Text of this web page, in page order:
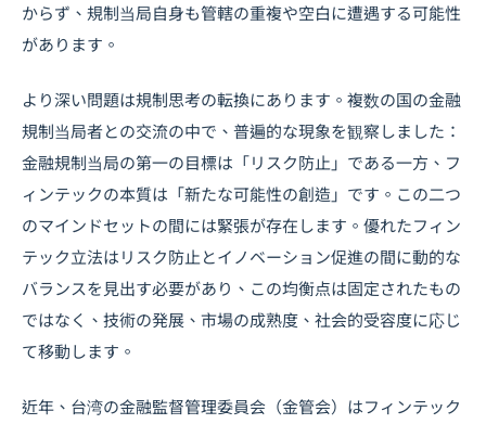
からず、規制当局自身も管轄の重複や空白に遭遇する可能性
があります。
より深い問題は規制思考の転換にあります。複数の国の金融
規制当局者との交流の中で、普遍的な現象を観察しました：
金融規制当局の第一の目標は「リスク防止」である一方、フ
ィンテックの本質は「新たな可能性の創造」です。この二つ
のマインドセットの間には緊張が存在します。優れたフィン
テック立法はリスク防止とイノベーション促進の間に動的な
バランスを見出す必要があり、この均衡点は固定されたもの
ではなく、技術の発展、市場の成熟度、社会的受容度に応じ
て移動します。
近年、台湾の金融監督管理委員会（金管会）はフィンテック